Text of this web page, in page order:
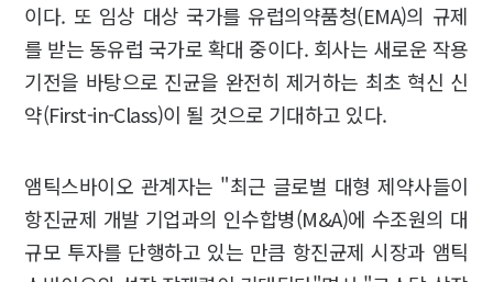
이다. 또 임상 대상 국가를 유럽의약품청(EMA)의 규제
를 받는 동유럽 국가로 확대 중이다. 회사는 새로운 작용
기전을 바탕으로 진균을 완전히 제거하는 최초 혁신 신
약(First-in-Class)이 될 것으로 기대하고 있다.
앰틱스바이오 관계자는 "최근 글로벌 대형 제약사들이
항진균제 개발 기업과의 인수합병(M&A)에 수조원의 대
규모 투자를 단행하고 있는 만큼 항진균제 시장과 앰틱